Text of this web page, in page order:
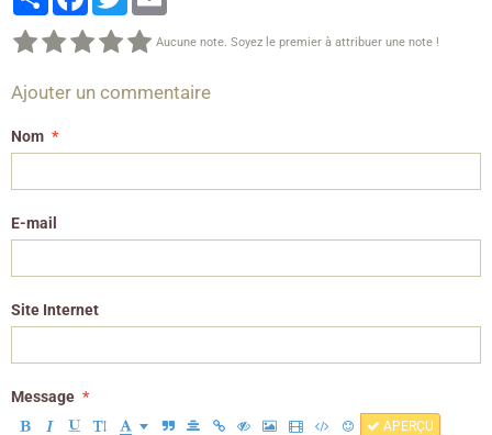
Aucune note. Soyez le premier à attribuer une note !
Ajouter un commentaire
Nom
E-mail
Site Internet
Message
APERÇU